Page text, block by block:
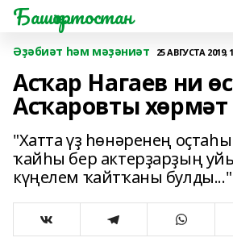
Башҡортостан
Әҙәбиәт һәм мәҙәниәт 25 АВГУСТА 2019,
Асҡар Нагаев ни
Асҡаровты хөрмәт
"Хатта үҙ һөнәренең
ҡайһы бер актерҙарҙың
күңелем ҡайтҡаны булды..."